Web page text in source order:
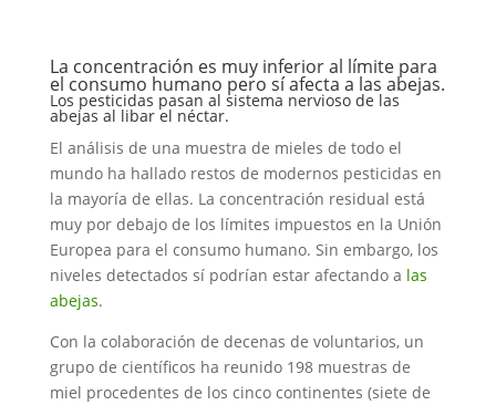
La concentración es muy inferior al límite para
el consumo humano pero sí afecta a las abejas.
Los pesticidas pasan al sistema nervioso de las
abejas al libar el néctar.
El análisis de una muestra de mieles de todo el
mundo ha hallado restos de modernos pesticidas en
la mayoría de ellas. La concentración residual está
muy por debajo de los límites impuestos en la Unión
Europea para el consumo humano. Sin embargo, los
niveles detectados sí podrían estar afectando a las
abejas.
Con la colaboración de decenas de voluntarios, un
grupo de científicos ha reunido 198 muestras de
miel procedentes de los cinco continentes (siete de